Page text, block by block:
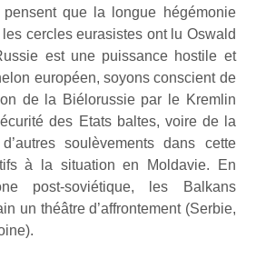
que la longue hégémonie
cercles eurasistes ont lu Oswald
est une puissance hostile et
européen, soyons conscient de
de la Biélorussie par le Kremlin
des Etats baltes, voire de la
soulèvements dans cette
à la situation en Moldavie. En
post-soviétique, les Balkans
un théâtre d’affrontement (Serbie,